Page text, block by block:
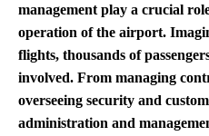
management play a crucial
operation of the airport.
flights, thousands of
involved. From managing
overseeing security and
administration and